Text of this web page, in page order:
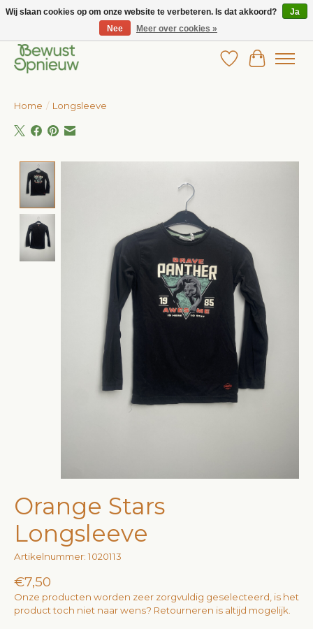
Wij bieden het grootste aanbod in betaalbare kinderkleding!
Verlanglijst
Home / Longsleeve
Orange Stars
Longsleeve
Artikelnummer: 1020113
€7,50
Onze producten worden zeer zorgvuldig geselecteerd, is het
product toch niet naar wens? Retourneren is altijd mogelijk.
Wij slaan cookies op om onze website te verbeteren. Is dat akkoord?
Ja
Nee
Meer over cookies »